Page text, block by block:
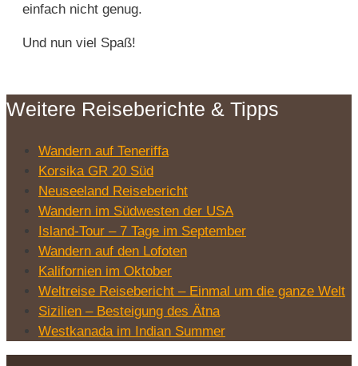
einfach nicht genug.
Und nun viel Spaß!
Weitere Reiseberichte & Tipps
Wandern auf Teneriffa
Korsika GR 20 Süd
Neuseeland Reisebericht
Wandern im Südwesten der USA
Island-Tour – 7 Tage im September
Wandern auf den Lofoten
Kalifornien im Oktober
Weltreise Reisebericht – Einmal um die ganze Welt
Sizilien – Besteigung des Ätna
Westkanada im Indian Summer